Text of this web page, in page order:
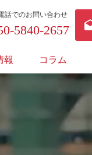
話でのお問い合わせ
5840-2657
報 コラム